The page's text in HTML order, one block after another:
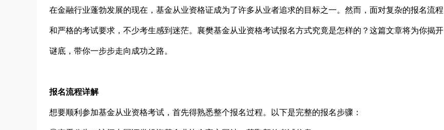
在金融行业蓬勃发展的现在，基金从业资格证成为了许多从业者追求的目标之一。然而，面对复杂的报名流程
和严格的考试要求，不少考生感到迷茫。襄樊基金从业资格考试报名方式究竟是怎样的？这篇文章将为你揭开
谜底，带你一步步走向成功之路。
报名流程详解
想要顺利参加基金从业资格考试，首先得熟悉整个报名过程。以下是完整的报名步骤：